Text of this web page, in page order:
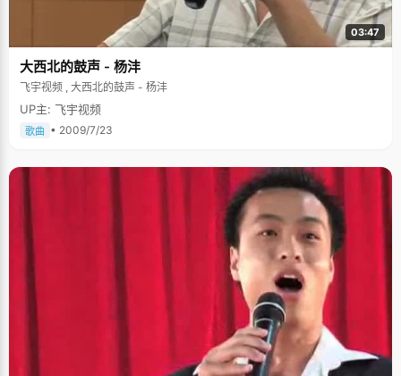
03:47
大西北的鼓声 - 杨沣
飞宇视频 , 大西北的鼓声 - 杨沣
UP主: 飞宇视频
歌曲 • 2009/7/23